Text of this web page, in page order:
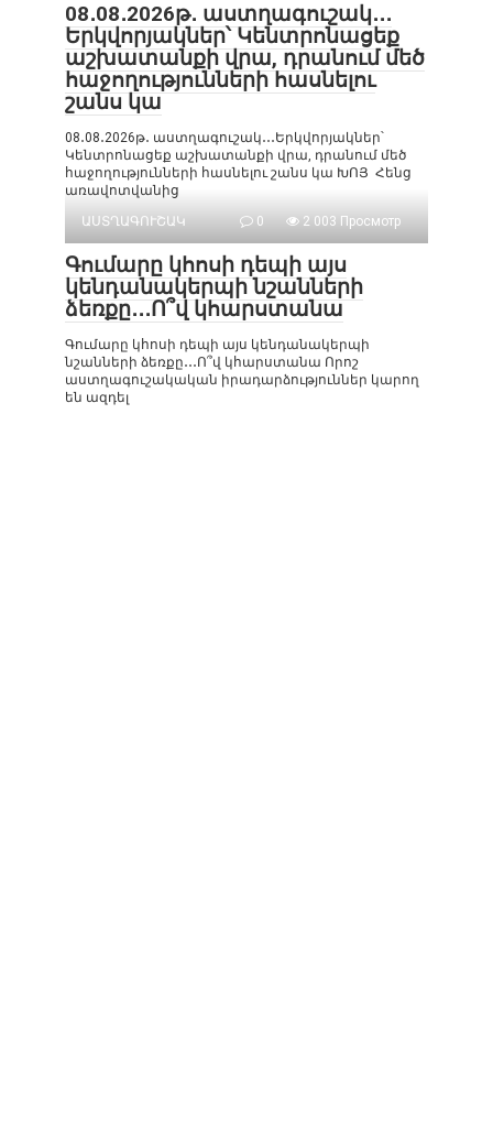
08․08․2026թ․ աստղագուշակ․․․
Երկվորյակներ՝ Կենտրոնացեք
աշխատանքի վրա, դրանում մեծ
հաջողությունների հասնելու
շանս կա
08․08․2026թ․ աստղագուշակ․․․Երկվորյակներ՝
Կենտրոնացեք աշխատանքի վրա, դրանում մեծ
հաջողությունների հասնելու շանս կա ԽՈՅ Հենց
առավոտվանից
ԱՍՏՂԱԳՈՒՇԱԿ
0 2 003 Просмотр
Գումարը կհոսի դեպի այս
կենդանակերպի նշանների
ձեռքը․․․Ո՞վ կհարստանա
Գումարը կհոսի դեպի այս կենդանակերպի
նշանների ձեռքը․․․Ո՞վ կհարստանա Որոշ
աստղագուշակական իրադարձություններ կարող
են ազդել